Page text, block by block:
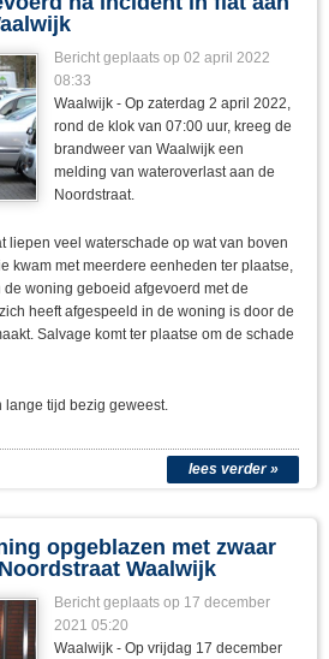
Bericht geplaats op 02 april 2022
08:33
Waalwijk - Op zaterdag 2 april 2022,
rond de klok van 07:00 uur, kreeg de
brandweer van Waalwijk een
melding van wateroverlast aan de
Noordstraat.
liepen veel waterschade op wat van boven
kwam met meerdere eenheden ter plaatse,
woning geboeid afgevoerd met de
heeft afgespeeld in de woning is door de
Salvage komt ter plaatse om de schade
lange tijd bezig geweest.
lees verder »
opgeblazen met zwaar
Waalwijk
Bericht geplaats op 17 december
2021 05:20
Waalwijk - Op vrijdag 17 december